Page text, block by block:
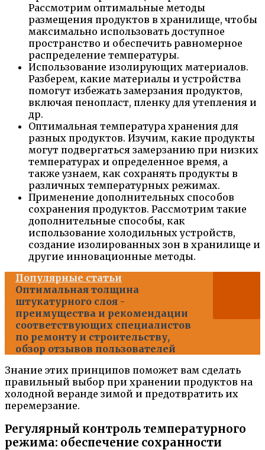
Рассмотрим оптимальные методы
размещения продуктов в хранилище, чтобы
максимально использовать доступное
пространство и обеспечить равномерное
распределение температуры.
Использование изолирующих материалов.
Разберем, какие материалы и устройства
помогут избежать замерзания продуктов,
включая пенопласт, пленку для утепления и
др.
Оптимальная температура хранения для
разных продуктов. Изучим, какие продукты
могут подвергаться замерзанию при низких
температурах и определенное время, а
также узнаем, как сохранять продукты в
различных температурных режимах.
Применение дополнительных способов
сохранения продуктов. Рассмотрим такие
дополнительные способы, как
использование холодильных устройств,
создание изолированных зон в хранилище и
другие инновационные методы.
Популярные статьи
Оптимальная толщина
штукатурного слоя -
преимущества и рекомендации
соответствующих специалистов
по ремонту и строительству,
обзор отзывов пользователей
Знание этих принципов поможет вам сделать
правильный выбор при хранении продуктов на
холодной веранде зимой и предотвратить их
перемерзание.
Регулярный контроль температурного
режима: обеспечение сохранности